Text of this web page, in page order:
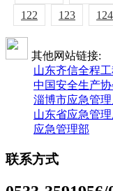
122
123 124
其他网站链接:
山东齐信全程
中国安全生产协
淄博市应急管理
山东省应急管
应急管理部
联系方式